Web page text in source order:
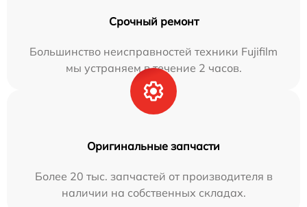
Срочный ремонт
Большинство неисправностей техники Fujifilm
мы устраняем в течение 2 часов.
Оригинальные запчасти
Более 20 тыс. запчастей от производителя в
наличии на собственных складах.